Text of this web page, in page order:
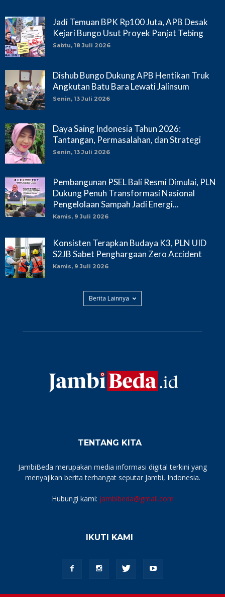
Jadi Temuan BPK Rp100 Juta, APB Desak
Kejari Bungo Usut Proyek Panjat Tebing
Sabtu, 18 Juli 2026
Dishub Bungo Dukung APB Hentikan Truk
Angkutan Batu Bara Lewati Jalinsum
Senin, 13 Juli 2026
Daya Saing Indonesia Tahun 2026:
Tantangan, Permasalahan, dan Strategi
Senin, 13 Juli 2026
Pembangunan PSEL Bali Resmi Dimulai, PLN
Dukung Penuh Transformasi Nasional
Pengelolaan Sampah Jadi Energi...
Kamis, 9 Juli 2026
Konsisten Terapkan Budaya K3, PLN UID
S2JB Sabet Penghargaan Zero Accident
Kamis, 9 Juli 2026
Berita Lainnya
TENTANG KITA
JambiBeda merupakan media informasi digital terkini yang
menyajikan berita terhangat seputar Jambi, Indonesia.
Hubungi kami: jambibeda@gmail.com
IKUTI KAMI